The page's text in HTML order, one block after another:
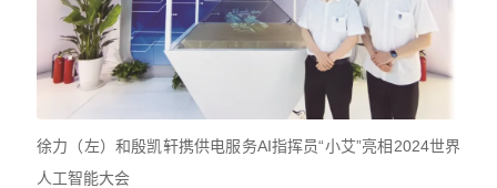
徐力（左）和殷凯轩携供电服务AI指挥员“小艾”亮相2024世界
人工智能大会